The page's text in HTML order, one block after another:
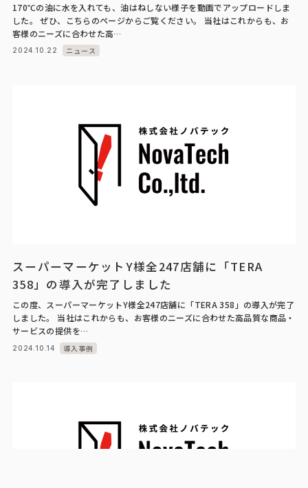
170℃の油に水を入れても、油はねしない様子を動画でアップロードしま
した。 ぜひ、こちらのページからご覧ください。 当社はこれからも、お
客様のニーズに合わせた高…
2024.10.22 ニュース
スーパーマーケットY様全247店舗に「TERA
358」の導入が完了しました
この度、スーパーマーケットY様全247店舗に「TERA 358」の導入が完了
しました。 当社はこれからも、お客様のニーズに合わせた高品質な商品・
サービスの提供を…
2024.10.14 導入事例